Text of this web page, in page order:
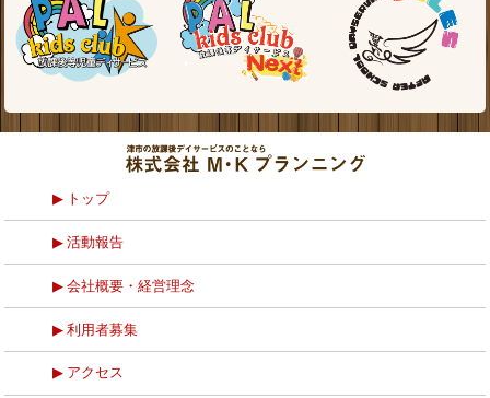
トップ
活動報告
会社概要・経営理念
利用者募集
アクセス